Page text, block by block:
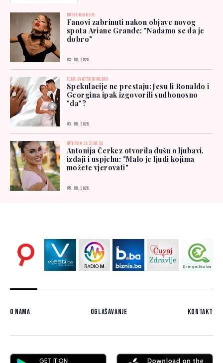
BURNE REAKCIJE
Fanovi zabrinuti nakon objave novog
spota Ariane Grande: "Nadamo se da je
dobro"
03. 08. 2026.
TEMA SVJETSKIH MEDIJA
Spekulacije ne prestaju: Jesu li Ronaldo i
Georgina ipak izgovorili sudbonosno
"da"?
03. 08. 2026.
INTERVJU ZA ŽENE.BA
Antonija Čerkez otvorila dušu o ljubavi,
izdaji i uspjehu: "Malo je ljudi kojima
možete vjerovati"
05. 08. 2026.
O nama Oglašavanje Kontakt